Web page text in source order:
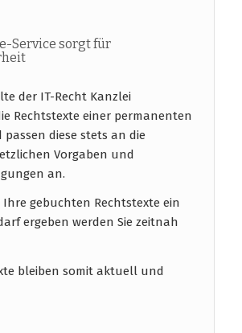
Service sorgt für
der IT-Recht Kanzlei
Rechtstexte einer permanenten
diese stets an die
Vorgaben und
an.
gebuchten Rechtstexte ein
ergeben werden Sie zeitnah
bleiben somit aktuell und